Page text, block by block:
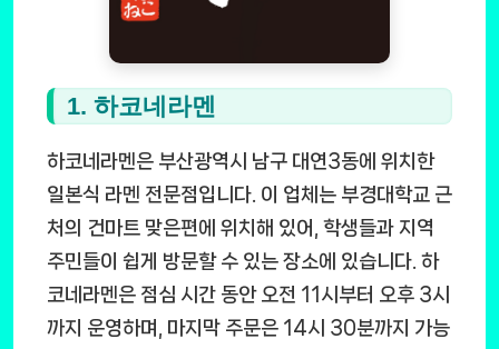
1. 하코네라멘
하코네라멘은 부산광역시 남구 대연3동에 위치한
일본식 라멘 전문점입니다. 이 업체는 부경대학교 근
처의 건마트 맞은편에 위치해 있어, 학생들과 지역
주민들이 쉽게 방문할 수 있는 장소에 있습니다. 하
코네라멘은 점심 시간 동안 오전 11시부터 오후 3시
까지 운영하며, 마지막 주문은 14시 30분까지 가능